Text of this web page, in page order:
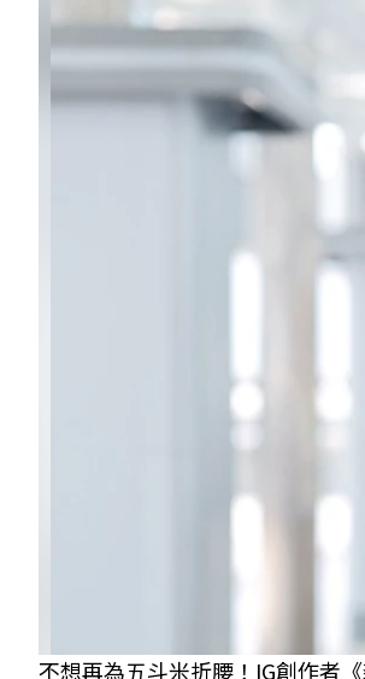
不想再為五斗米折腰！IG創作者